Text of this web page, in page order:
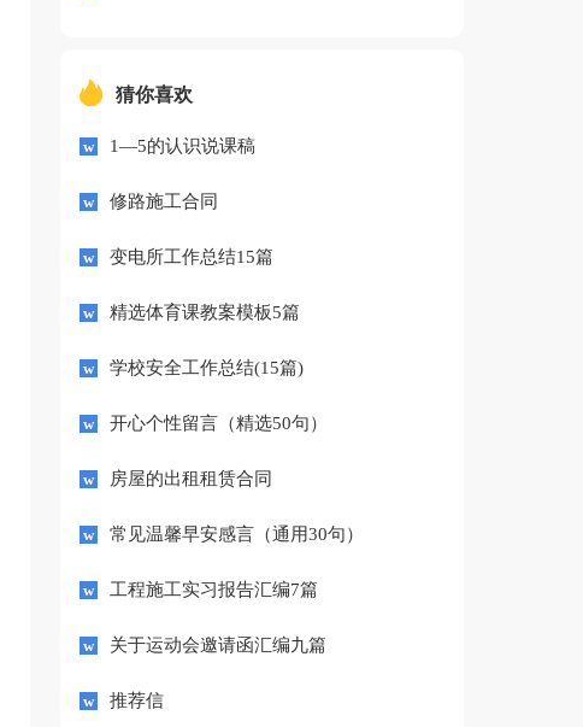
猜你喜欢
1—5的认识说课稿
修路施工合同
变电所工作总结15篇
精选体育课教案模板5篇
学校安全工作总结(15篇)
开心个性留言（精选50句）
房屋的出租租赁合同
常见温馨早安感言（通用30句）
工程施工实习报告汇编7篇
关于运动会邀请函汇编九篇
推荐信